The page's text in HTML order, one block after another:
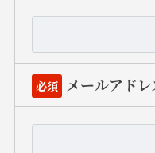
必須 メールアドレ